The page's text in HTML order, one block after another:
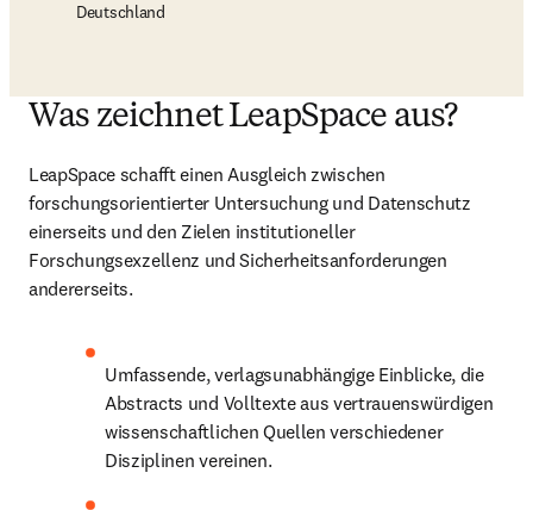
Deutschland
Was zeichnet LeapSpace aus?
LeapSpace schafft einen Ausgleich zwischen
forschungsorientierter Untersuchung und Datenschutz
einerseits und den Zielen institutioneller
Forschungsexzellenz und Sicherheitsanforderungen
andererseits.
Umfassende, verlagsunabhängige Einblicke, die
Abstracts und Volltexte aus vertrauenswürdigen
wissenschaftlichen Quellen verschiedener
Disziplinen vereinen.